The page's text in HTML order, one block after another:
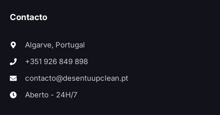
Contacto
Algarve, Portugal
+351 926 849 898
contacto@desentuupclean.pt
Aberto - 24H/7